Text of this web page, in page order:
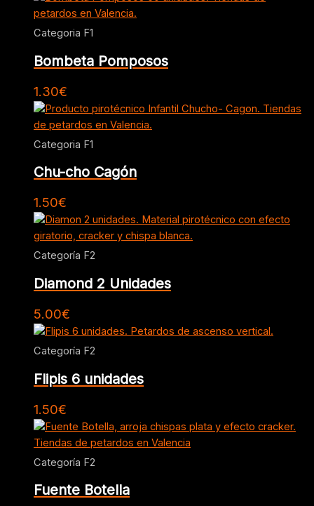
Categoria F1
Bombeta Pomposos
1.30€
Categoria F1
Chu-cho Cagón
1.50€
Categoría F2
Diamond 2 Unidades
5.00€
Categoría F2
Flipis 6 unidades
1.50€
Categoría F2
Fuente Botella